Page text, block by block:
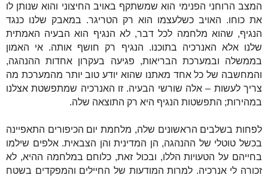
המצב הרוחני הפנימי הוא שמשתקף באויב החיצוני והוא שנותן לו
את כוחו. האויב כשלעצמו הוא רק הטריגר. במאבק שלנו כנגד
הנגיף, שהוא מלחמה לכל דבר, לא הנגיף הוא הבעיה האמתית
שלנו אלא האנרכיה בתוכנו. הנגיף רק חושף אותה. אי האמון
בממשלה ובמערכת הבריאות, פגיעה בעקרון אחדות ההנהגה,
והמחשבה של כל אחד מאתנו שהוא יודע טוב יותר מהמערכת מה
צריך לעשות – אלה שורשי הבעיה. זו האנרכיה שמתפשטת אצלנו
במהירות; התפשטות הנגיף היא רק התוצאה שלה.
לפחות בשלבים הראשונים שלה, מלחמת יום הכיפורים התאפיינה
בכשל טוטלי של ההנהגה, הן המדינית והן הצבאית. אלפים שילמו
בחייהם על הטעויות הללו, ובכול זאת, כלוחם במלחמה ההיא, לא
זכורה לי אנרכיה. למרות המודעות של החיילים והמפקדים בשטח